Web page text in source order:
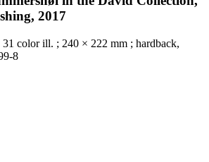
2017
color ill. ; 240 × 222 mm ; hardback,
8